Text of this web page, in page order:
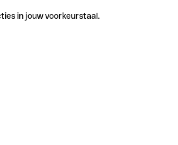
in jouw voorkeurstaal.